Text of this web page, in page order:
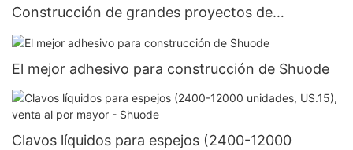
Construcción de grandes proyectos de
decoración de poliuretano Caulk
El mejor adhesivo para construcción de Shuode
Clavos líquidos para espejos (2400-12000